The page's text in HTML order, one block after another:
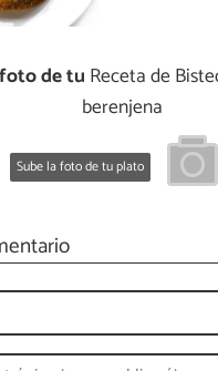
de tu Receta de
berenjena
Sube la foto de tu plato